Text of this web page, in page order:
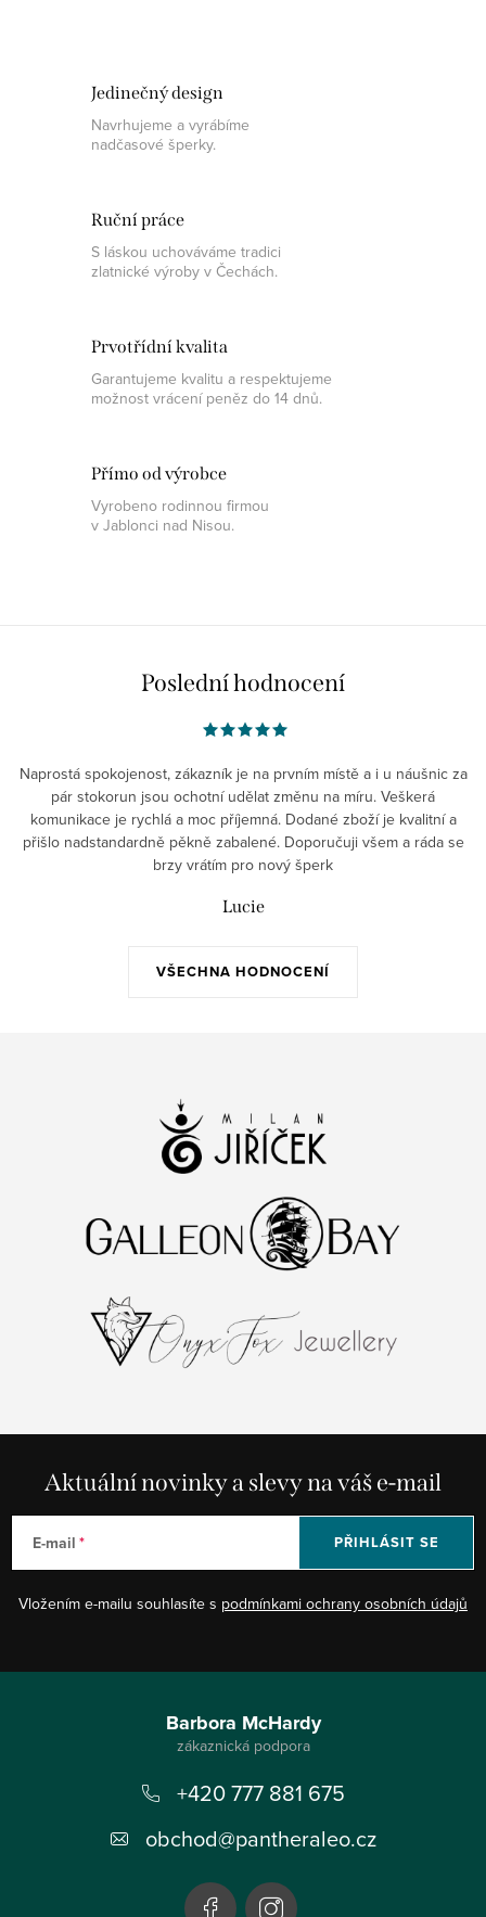
Jedinečný design
Navrhujeme a vyrábíme
nadčasové šperky.
Ruční práce
S láskou uchováváme tradici
zlatnické výroby v Čechách.
Prvotřídní kvalita
Garantujeme kvalitu a respektujeme
možnost vrácení peněz do 14 dnů.
Přímo od výrobce
Vyrobeno rodinnou firmou
v Jablonci nad Nisou.
Poslední hodnocení
VŠECHNA HODNOCENÍ
Naprostá spokojenost, zákazník je na prvním místě a i u náušnic za
pár stokorun jsou ochotní udělat změnu na míru. Veškerá
komunikace je rychlá a moc příjemná. Dodané zboží je kvalitní a
přišlo nadstandardně pěkně zabalené. Doporučuji všem a ráda se
brzy vrátím pro nový šperk
Lucie
Aktuální novinky a slevy na váš e-mail
E-mail
Vložením e-mailu souhlasíte s podmínkami ochrany osobních údajů
PŘIHLÁSIT SE
Barbora McHardy
+420 777 881 675
obchod@pantheraleo.cz